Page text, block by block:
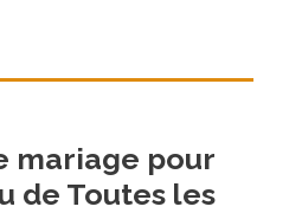
mariage pour
de Toutes les